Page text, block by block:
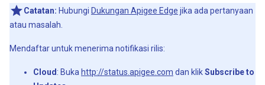
Catatan: Hubungi Dukungan Apigee Edge jika ada pertanyaan
atau masalah.
Mendaftar untuk menerima notifikasi rilis:
Cloud : Buka http://status.apigee.com dan klikSubscribe to